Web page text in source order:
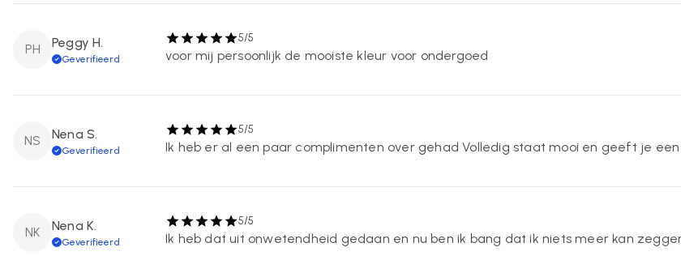
PH Peggy H.
Geverifieerd
5/5
voor mij persoonlijk de mooiste kleur voor ondergoed
NS Nena S.
Geverifieerd
5/5
Ik heb er al een paar complimenten over gehad Volledig staat mooi en geeft je
NK Nena K.
Geverifieerd
5/5
Ik heb dat uit onwetendheid gedaan en nu ben ik bang dat ik niets meer kan